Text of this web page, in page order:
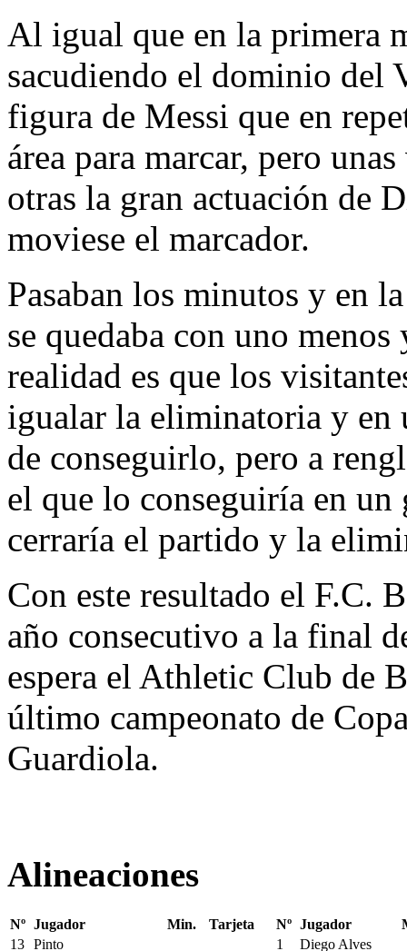
Al igual que en la primera
sacudiendo el dominio del
figura de Messi que en
área para marcar, pero
otras la gran actuación de
moviese el marcador.
Pasaban los minutos y en
se quedaba con uno
realidad es que los
igualar la eliminatoria y en
de conseguirlo, pero a
el que lo conseguiría en
cerraría el partido y la
Con este resultado el F.C.
año consecutivo a la final
espera el Athletic Club de
último campeonato de
Guardiola.
Alineaciones
Nº Jugador Min. Tarjeta Nº Jugador
13 Pinto 1 Diego Alves